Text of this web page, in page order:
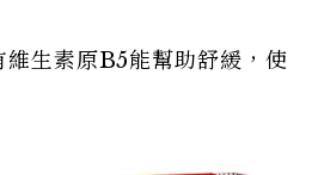
生素原B5能幫助舒緩，使